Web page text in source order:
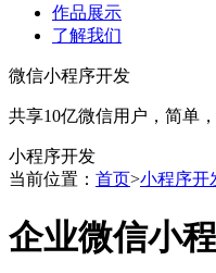
作品展示
了解我们
微信小程序开发
共享10亿微信用户，简单
小程序开发
当前位置： 首页>小程序开
企业微信小